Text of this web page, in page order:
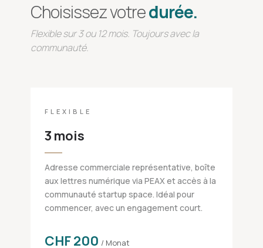
Choisissez votredurée.
Flexible sur 3 ou 12 mois. Toujours avec la
communauté.
FLEXIBLE
3 mois
Adresse commerciale représentative, boîte
aux lettres numérique via PEAX et accès à la
communauté startup space. Idéal pour
commencer, avec un engagement court.
CHF 200 / Monat